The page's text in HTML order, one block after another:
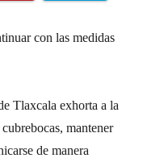
con las medidas
Tlaxcala exhorta a la
mantener
de manera